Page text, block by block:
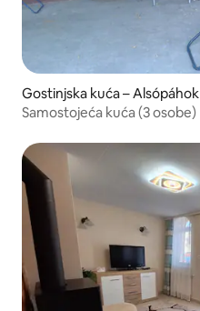
Gostinjska kuća – Alsópáhok
Samostojeća kuća (3 osobe)